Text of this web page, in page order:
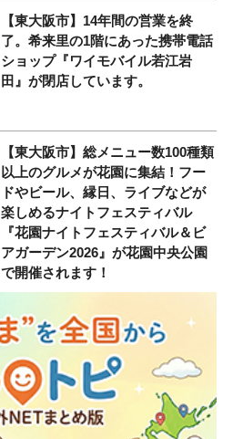
【東大阪市】14年間の営業を終
了。希来里の1階にあった携帯電話
ショップ『ワイモバイル若江岩
田』が閉店しています。
【東大阪市】総メニュー数100種類
以上のグルメが花園に集結！フー
ドやビール、縁日、ライブなどが
楽しめるナイトフェスティバル
『花園ナイトフェスティバル＆ビ
アガーデン2026』が花園中央公園
で開催されます！